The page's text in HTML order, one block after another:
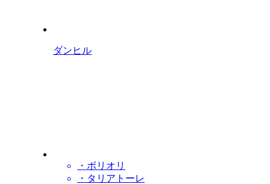
ダンヒル
・ボリオリ
・タリアトーレ